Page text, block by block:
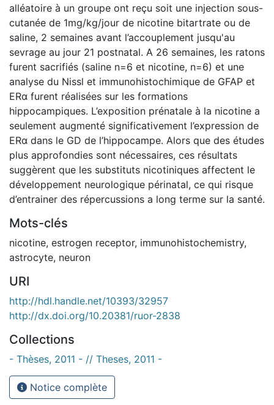
alléatoire à un groupe ont reçu soit une injection sous-
cutanée de 1mg/kg/jour de nicotine bitartrate ou de
saline, 2 semaines avant l’accouplement jusqu'au
sevrage au jour 21 postnatal. A 26 semaines, les ratons
furent sacrifiés (saline n=6 et nicotine, n=6) et une
analyse du Nissl et immunohistochimique de GFAP et
ERα furent réalisées sur les formations
hippocampiques. L’exposition prénatale à la nicotine a
seulement augmenté significativement l’expression de
ERα dans le GD de l’hippocampe. Alors que des études
plus approfondies sont nécessaires, ces résultats
suggèrent que les substituts nicotiniques affectent le
développement neurologique périnatal, ce qui risque
d’entrainer des répercussions a long terme sur la santé.
Mots-clés
nicotine, estrogen receptor, immunohistochemistry,
astrocyte, neuron
URI
http://hdl.handle.net/10393/32957
http://dx.doi.org/10.20381/ruor-2838
Collections
- Thèses, 2011 - // Theses, 2011 -
Notice complète